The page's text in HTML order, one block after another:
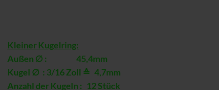
Kleiner Kugelring:
Außen ∅ : 45,4mm
Kugel ∅ : 3/16 Zoll ≙ 4,7mm
Anzahl der Kugeln : 12 Stück